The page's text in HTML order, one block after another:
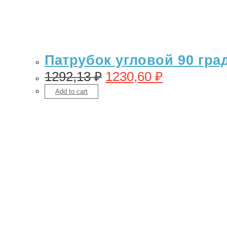
Патрубок угловой 90
1292,13₽ 1230,60 ₽
Add to cart